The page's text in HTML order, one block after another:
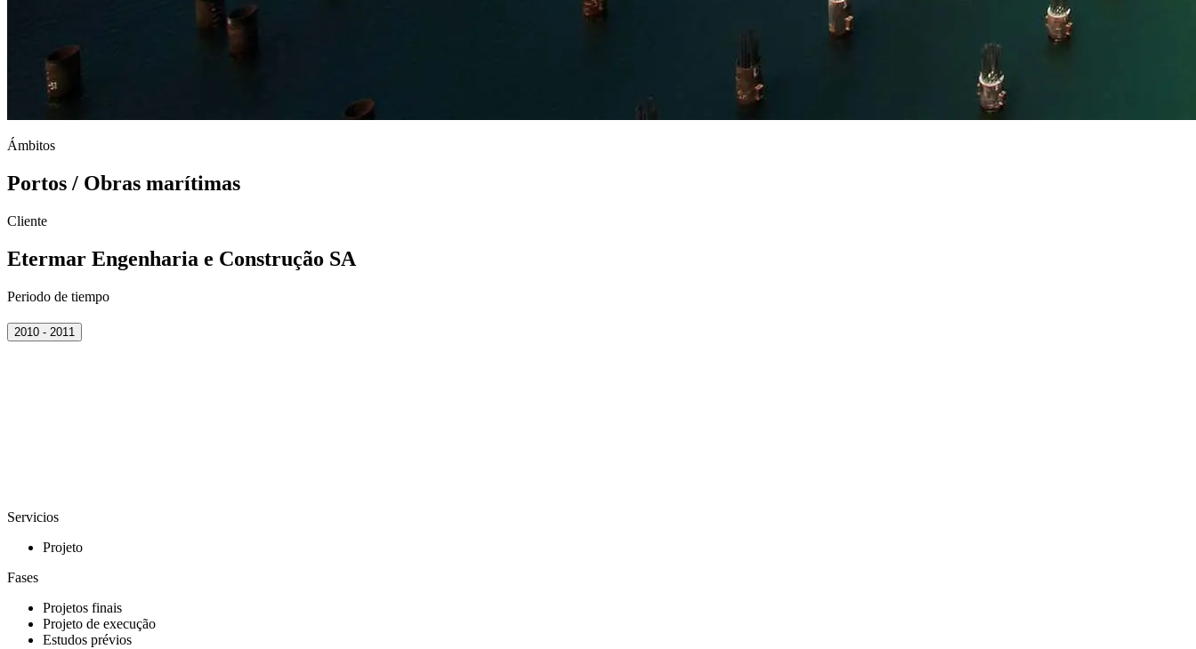
Ámbitos
Portos / Obras marítimas
Cliente
Etermar Engenharia e Construção SA
Periodo de tiempo
2010 - 2011
Servicios
Projeto
Fases
Projetos finais
Projeto de execução
Estudos prévios